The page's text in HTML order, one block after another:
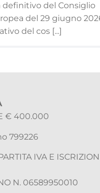
definitivo del Consiglio
del 29 giugno
del cos [...]
€ 400.000
799226
IVA E
N. 06589950010